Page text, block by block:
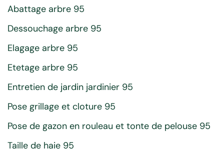
Abattage arbre 95
Dessouchage arbre 95
Elagage arbre 95
Etetage arbre 95
Entretien de jardin jardinier 95
Pose grillage et cloture 95
Pose de gazon en rouleau et tonte de pelouse 95
Taille de haie 95